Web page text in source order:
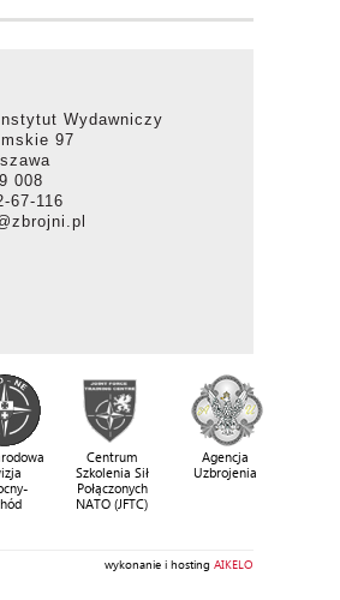
Wydawniczy
97
008
67-116
Centrum
Szkolenia Sił
Połączonych
NATO (JFTC)
Agencja
Uzbrojenia
wykonanie i hosting AIKELO